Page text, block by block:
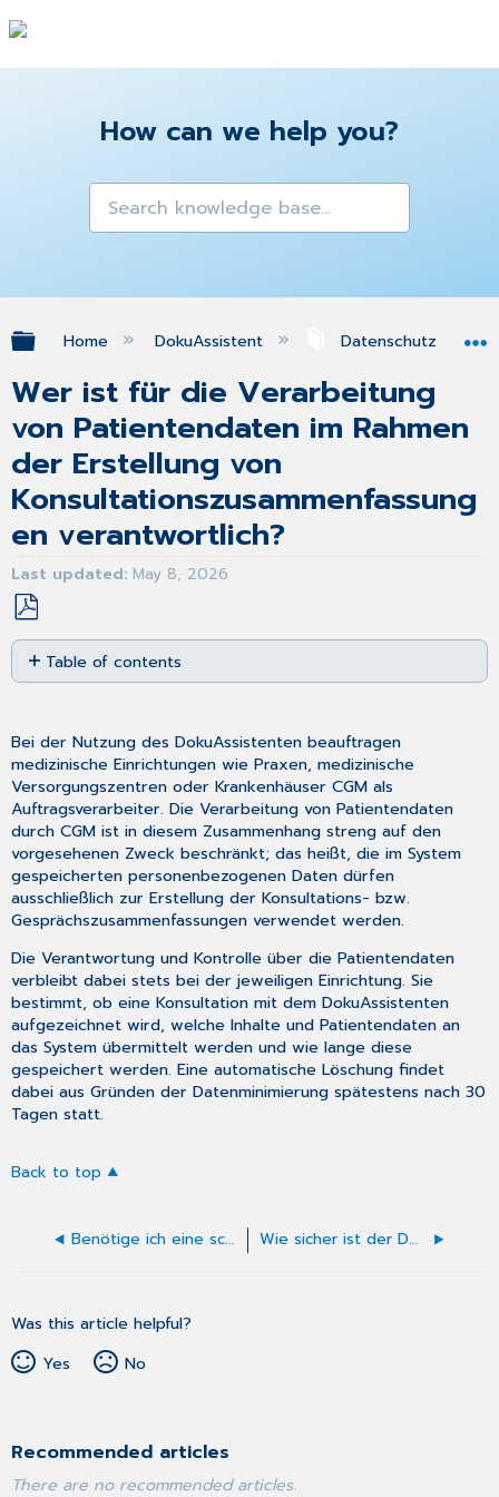
How can we help you?
Expand/collapse global hierarchy
Home DokuAssistent Datenschutz
Wer ist für die Verarbeitung
von Patientendaten im Rahmen
der Erstellung von
Konsultationszusammenfassung
en verantwortlich?
Last updated May 8, 2026
Save
as
PDF
Table of contents
No
Bei der Nutzung des DokuAssistenten beauftragen
medizinische Einrichtungen wie Praxen, medizinische
Versorgungszentren oder Krankenhäuser CGM als
Auftragsverarbeiter. Die Verarbeitung von Patientendaten
durch CGM ist in diesem Zusammenhang streng auf den
vorgesehenen Zweck beschränkt; das heißt, die im System
gespeicherten personenbezogenen Daten dürfen
ausschließlich zur Erstellung der Konsultations- bzw.
Gesprächszusammenfassungen verwendet werden.
Die Verantwortung und Kontrolle über die Patientendaten
verbleibt dabei stets bei der jeweiligen Einrichtung. Sie
bestimmt, ob eine Konsultation mit dem DokuAssistenten
aufgezeichnet wird, welche Inhalte und Patientendaten an
das System übermittelt werden und wie lange diese
gespeichert werden. Eine automatische Löschung findet
dabei aus Gründen der Datenminimierung spätestens nach 30
Tagen statt.
Back to top
Benötige ich eine schriftliche Einwilligung meiner Patienten für die Nutzung des DokuAssistenten? Wie sicher ist der DokuAssistent?
Was this article helpful?
Yes
No
Recommended articles
There are no recommended articles.